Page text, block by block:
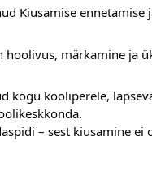
Kiusamise
hoolivus, märkamine ja
kogu kooliperele,
– sest kiusamine ei